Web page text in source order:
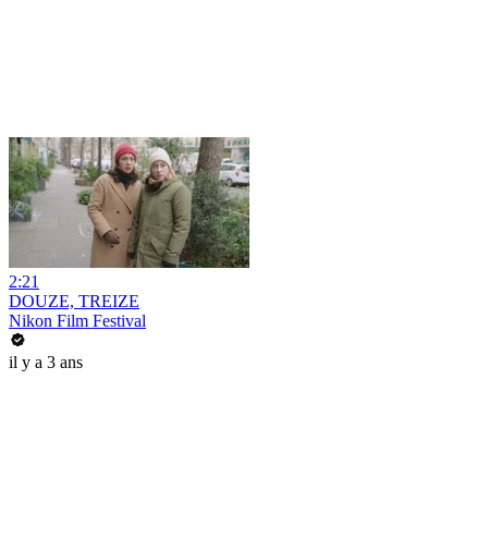
2:21
DOUZE, TREIZE
Nikon Film Festival
il y a 3 ans